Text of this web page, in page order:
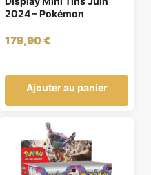
2024 – Pokémon
179,90€
Ajouter au panier